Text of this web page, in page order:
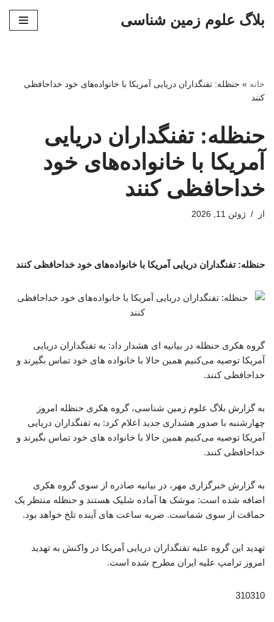
بلاگ علوم زمین شناسی
خانه » حنظله: تفنگداران دریایی آمریکا با خانواده‌های خود خداحافظی
کنند
حنظله: تفنگداران دریایی
آمریکا با خانواده‌های خود
خداحافظی کنند
از ژوئن 11, 2026
حنظله: تفنگداران دریایی آمریکا با خانواده‌های خود خداحافظی کنند
گروه هکری حنظله در بیانیه ای هشدار داد: به تفنگداران دریایی
آمریکا توصیه می‌کنیم همین حالا با خانواده‌ های خود تماس بگیرند و
خداحافظی کنند.
به گزارش بلاگ علوم زمین شناسی، گروه هکری حنظله امروز
چهارشنبه با صدور هشداری جدید اعلام کرد: به تفنگداران دریایی
آمریکا توصیه می‌کنیم همین حالا با خانواده‌ های خود تماس بگیرند و
خداحافظی کنند.
به گزارش خبرگزاری مهر، در بیانیه صادره از سوی ‌گروه هکری
اضافه شده است: موشک‌ ها آماده شلیک هستند و حنظله منتظر یک
حماقت از سوی شماست. ضربه ساعت‌ های آینده تلخ خواهد بود.
تهدید این گروه علیه تفنگداران دریایی آمریکا در واکنش به تهدید
امروز ترامپ علیه ایران مطرح شده است.
310310